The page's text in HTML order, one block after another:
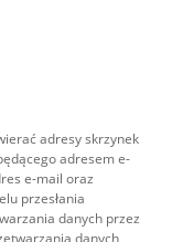
adresy skrzynek
adresem e-
e-mail oraz
przesłania
danych przez
danych